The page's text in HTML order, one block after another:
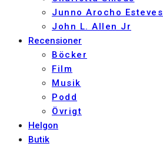
Junno Arocho Esteves
John L. Allen Jr
Recensioner
Böcker
Film
Musik
Podd
Övrigt
Helgon
Butik